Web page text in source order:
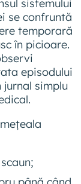
sistemului
se confruntă
temporară
în picioare.
episodului
jurnal simplu